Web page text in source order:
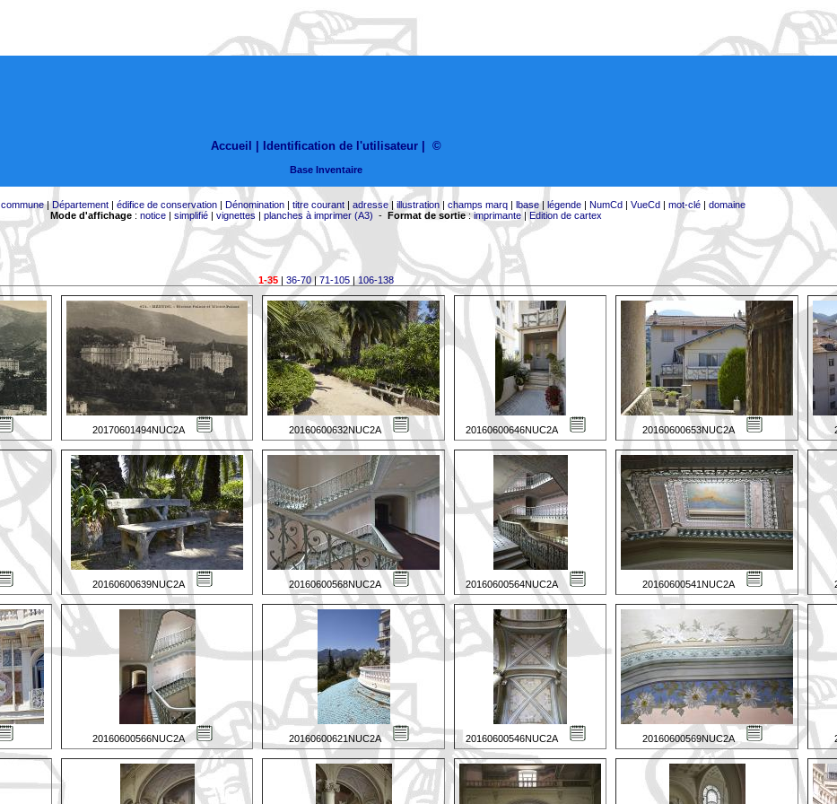
Accueil | Identification de l'utilisateur ©
Base Inventaire
commune|Département| édifice de conservation| Dénomination| titre courant| adresse| illustration| champs marq| lbase| légende| NumCd| VueCd| mot-clé| domaine
Mode d'affichage: notice| simplifié| vignettes | planches à imprimer (A3) - Format de sortie:imprimante|Edition de cartex
1-35| 36-70|71-105|106-138
20170601494NUC2A 20160600632NUC2A 20160600646NUC2A 20160600653NUC2A
20160600639NUC2A 20160600568NUC2A 20160600564NUC2A 20160600541NUC2A
20160600566NUC2A 20160600621NUC2A 20160600546NUC2A 20160600569NUC2A